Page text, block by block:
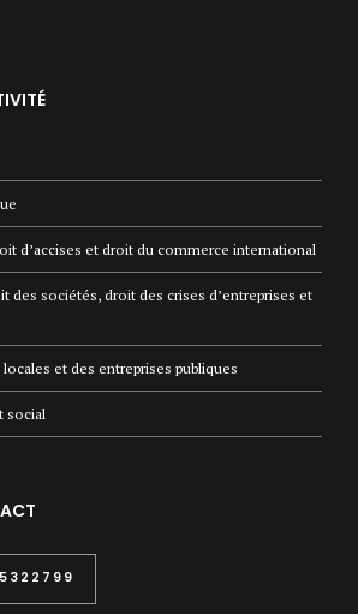
d’accises et droit du commerce international
des sociétés, droit des crises d’entreprises et
et des entreprises publiques
social